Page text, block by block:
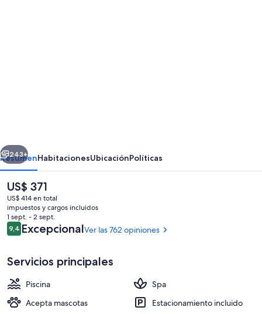
Parc
Grand
Resort
Una piscina techada, una piscina al
Siguiente
243+
ResumenHabitacionesUbicaciónPolíticas
El
precio
actual
es
de
US$ 371
US$ 371
US$ 414 en total
impuestos y cargos incluidos
1 sept. - 2 sept.
Opiniones
9,49,4 de 10
ExcepcionalVer las 762 opiniones
Servicios principales
Piscina
Spa
Acepta mascotas
Estacionamiento incluido